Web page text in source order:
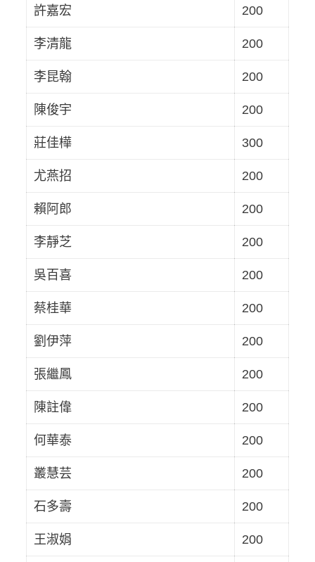
許嘉宏 200
李清龍 200
李昆翰 200
陳俊宇 200
莊佳樺 300
尤燕招 200
賴阿郎 200
李靜芝 200
吳百喜 200
蔡桂華 200
劉伊萍 200
張繼鳳 200
陳註偉 200
何華泰 200
叢慧芸 200
石多壽 200
王淑娟 200